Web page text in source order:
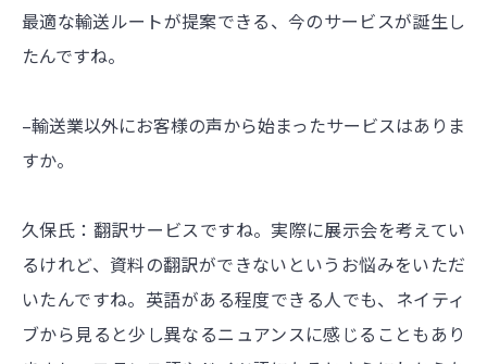
最適な輸送ルートが提案できる、今のサービスが誕生し
たんですね。
–輸送業以外にお客様の声から始まったサービスはありま
すか。
久保氏：翻訳サービスですね。実際に展示会を考えてい
るけれど、資料の翻訳ができないというお悩みをいただ
いたんですね。英語がある程度できる人でも、ネイティ
ブから見ると少し異なるニュアンスに感じることもあり